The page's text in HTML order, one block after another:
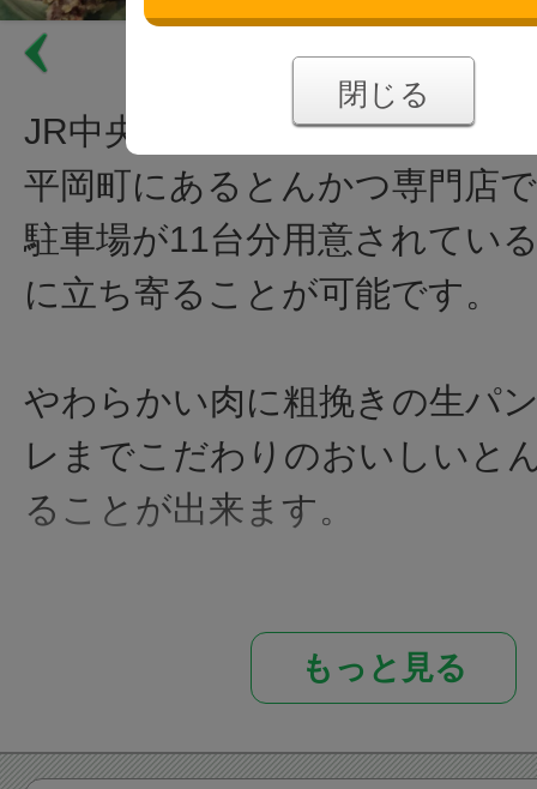
JR中央線 西八王子駅北口から
平岡町にあるとんかつ専門店
駐車場が11台分用意されてい
に立ち寄ることが可能です。
やわらかい肉に粗挽きの生パ
レまでこだわりのおいしいと
ることが出来ます。
おろしかつ定食、ひれかつ定
もっと見る
閉じる